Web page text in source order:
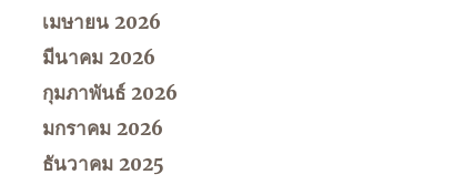
เมษายน 2026
มีนาคม 2026
กุมภาพันธ์ 2026
มกราคม 2026
ธันวาคม 2025